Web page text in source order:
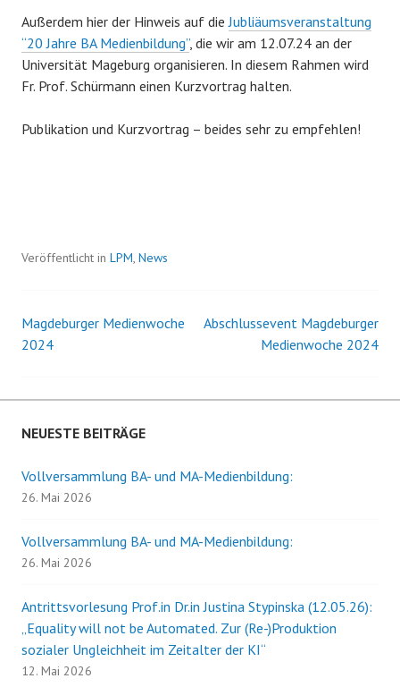
Außerdem hier der Hinweis auf dieJubliäumsveranstaltung
“20 Jahre BA Medienbildung”, die wir am 12.07.24 an der
Universität Mageburg organisieren. In diesem Rahmen wird
Fr. Prof. Schürmann einen Kurzvortrag halten.
Publikation und Kurzvortrag – beides sehr zu empfehlen!
Veröffentlicht in LPM, News
Beitrags-
Magdeburger Medienwoche
2024
Abschlussevent Magdeburger
Medienwoche 2024
NEUESTE BEITRÄGE
Vollversammlung BA- und MA-Medienbildung:
26. Mai 2026
Vollversammlung BA- und MA-Medienbildung:
26. Mai 2026
Antrittsvorlesung Prof.in Dr.in Justina Stypinska (12.05.26):
„Equality will not be Automated. Zur (Re-)Produktion
sozialer Ungleichheit im Zeitalter der KI“
12. Mai 2026